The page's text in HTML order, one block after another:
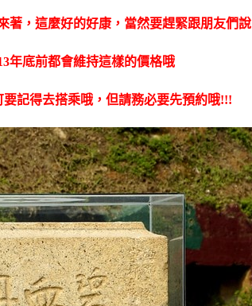
著，這麼好的好康，當然要趕緊跟朋友們說
年底前都會維持這樣的價格哦
記得去搭乘哦，但請務必要先預約哦!!!